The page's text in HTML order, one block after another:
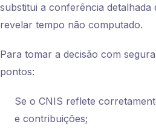
substitui a conferência detalhada
revelar tempo não computado.
Para tomar a decisão com
pontos:
Se o CNIS reflete
e contribuições;